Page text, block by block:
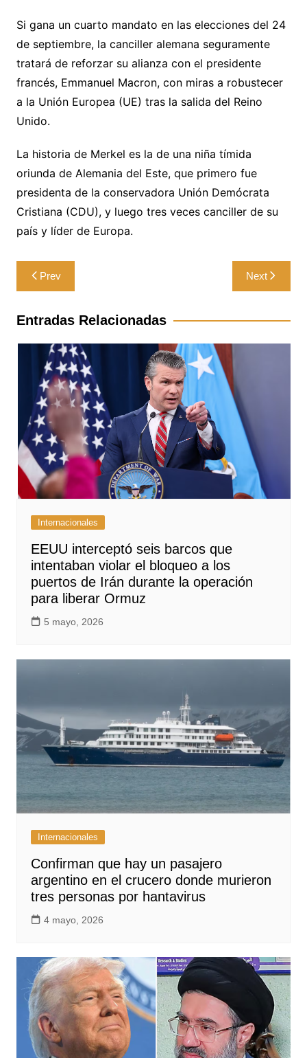
Si gana un cuarto mandato en las elecciones del 24
de septiembre, la canciller alemana seguramente
tratará de reforzar su alianza con el presidente
francés, Emmanuel Macron, con miras a robustecer
a la Unión Europea (UE) tras la salida del Reino
Unido.
La historia de Merkel es la de una niña tímida
oriunda de Alemania del Este, que primero fue
presidenta de la conservadora Unión Demócrata
Cristiana (CDU), y luego tres veces canciller de su
país y líder de Europa.
Navegación
de
entradas
Prev Next
Entradas Relacionadas
Internacionales
EEUU interceptó seis barcos que
intentaban violar el bloqueo a los
puertos de Irán durante la operación
para liberar Ormuz
5 mayo, 2026
Internacionales
Confirman que hay un pasajero
argentino en el crucero donde murieron
tres personas por hantavirus
4 mayo, 2026